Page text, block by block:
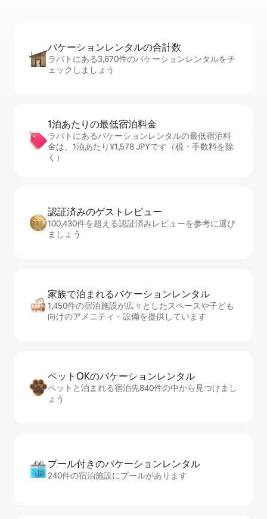
バケーションレ⁠ン⁠タ⁠ル⁠の合⁠計⁠数
ラバトにある3,870件のバケーションレンタルをチ
ェックしましょう
1泊あたりの最⁠低⁠宿⁠泊⁠料⁠金
ラバトにあるバケーションレンタルの最低宿泊料
金は、1泊あたり¥1,578 JPYです（税・手数料を除
く）
認証済みのゲ⁠ス⁠ト⁠レ⁠ビ⁠ュ⁠ー
100,430件を超える認証済みレビューを参考に選び
ましょう
家族で泊まれるバ⁠ケ⁠ー⁠シ⁠ョ⁠ンレ⁠ン⁠タ⁠ル
1,450件の宿泊施設が広々としたスペースや子ども
向けのアメニティ・設備を提供しています
ペットOKのバ⁠ケ⁠ー⁠シ⁠ョ⁠ンレ⁠ン⁠タ⁠ル
ペットと泊まれる宿泊先840件の中から見つけまし
ょう
プール付きのバ⁠ケ⁠ー⁠シ⁠ョ⁠ンレ⁠ン⁠タ⁠ル
240件の宿泊施設にプールがあります